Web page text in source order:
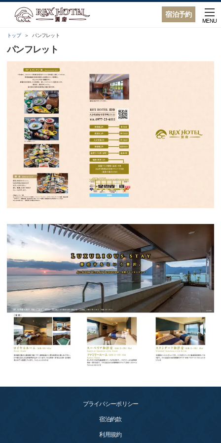
宿泊予約
MENU
トップ パンフレット
パンフレット
プライバシーポリシー
宿泊約款
利用規約